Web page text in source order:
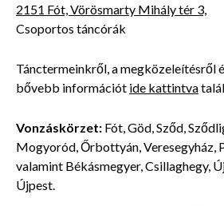
2151 Fót, Vörösmarty Mihály tér 3,
Csoportos táncórák
Tánctermeinkről, a megközeleítésről
bővebb információt ide kattintva
Vonzáskörzet: Fót, Göd, Sződ,
Mogyoród, Őrbottyán, Veresegyház,
valamint Békásmegyer, Csillaghegy,
Újpest